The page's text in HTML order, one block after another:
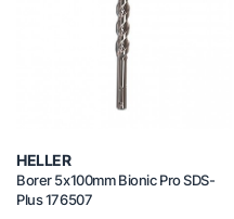
HELLER
Borer 5x100mm Bionic Pro SDS-
Plus 176507